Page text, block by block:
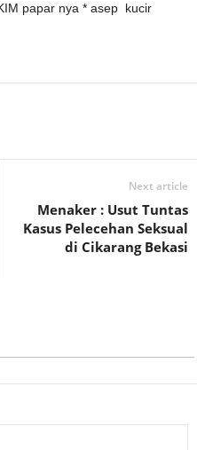
papar nya * asep kucir
Next article
Menaker : Usut Tuntas
Kasus Pelecehan Seksual
di Cikarang Bekasi